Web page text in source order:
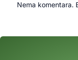
Nema komentara.